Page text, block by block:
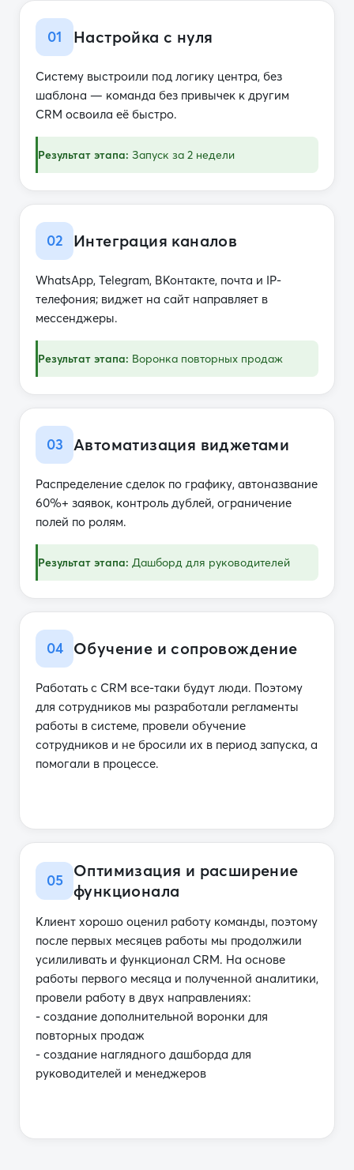
01 Настройка с нуля
Систему выстроили под логику центра, без
шаблона — команда без привычек к другим
CRM освоила её быстро.
Результат этапа: Запуск за 2 недели
02 Интеграция каналов
WhatsApp, Telegram, ВКонтакте, почта и IP-
телефония; виджет на сайт направляет в
мессенджеры.
Результат этапа: Воронка повторных продаж
03 Автоматизация виджетами
Распределение сделок по графику, автоназвание
60%+ заявок, контроль дублей, ограничение
полей по ролям.
Результат этапа: Дашборд для руководителей
04 Обучение и сопровождение
Работать с CRM все-таки будут люди. Поэтому
для сотрудников мы разработали регламенты
работы в системе, провели обучение
сотрудников и не бросили их в период запуска, а
помогали в процессе.
05
Оптимизация и расширение
функционала
Клиент хорошо оценил работу команды, поэтому
после первых месяцев работы мы продолжили
усилиливать и функционал CRM. На основе
работы первого месяца и полученной аналитики,
провели работу в двух направлениях:
- создание дополнительной воронки для
повторных продаж
- создание наглядного дашборда для
руководителей и менеджеров